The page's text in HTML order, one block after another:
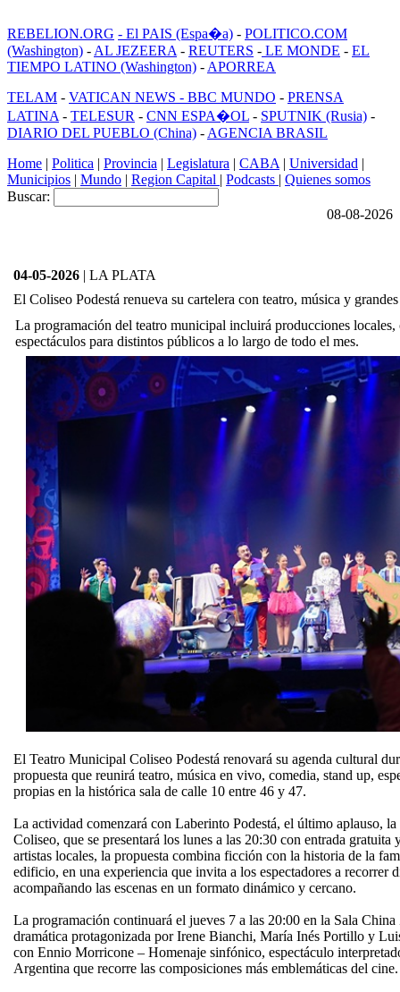
REBELION.ORG - El PAIS (Espa�a) - POLITICO.COM
(Washington) - AL JEZEERA - REUTERS - LE MONDE - EL
TIEMPO LATINO (Washington) - APORREA
TELAM - VATICAN NEWS - BBC MUNDO - PRENSA
LATINA - TELESUR - CNN ESPA�OL - SPUTNIK (Rusia) -
DIARIO DEL PUEBLO (China) - AGENCIA BRASIL
Home | Politica | Provincia | Legislatura | CABA | Universidad |
Municipios | Mundo | Region Capital | Podcasts | Quienes somos
Buscar:
08-08-2026
04-05-2026 | LA PLATA
El Coliseo Podestá renueva su cartelera con teatro, música y
La programación del teatro municipal incluirá producciones locales,
espectáculos para distintos públicos a lo largo de todo el mes.
El Teatro Municipal Coliseo Podestá renovará su agenda cultural
propuesta que reunirá teatro, música en vivo, comedia, stand up,
propias en la histórica sala de calle 10 entre 46 y 47.
La actividad comenzará con Laberinto Podestá, el último aplauso,
Coliseo, que se presentará los lunes a las 20:30 con entrada
artistas locales, la propuesta combina ficción con la historia de la
edificio, en una experiencia que invita a los espectadores a recorrer
acompañando las escenas en un formato dinámico y cercano.
La programación continuará el jueves 7 a las 20:00 en la Sala
dramática protagonizada por Irene Bianchi, María Inés Portillo y
con Ennio Morricone – Homenaje sinfónico, espectáculo
Argentina que recorre las composiciones más emblemáticas del cine.